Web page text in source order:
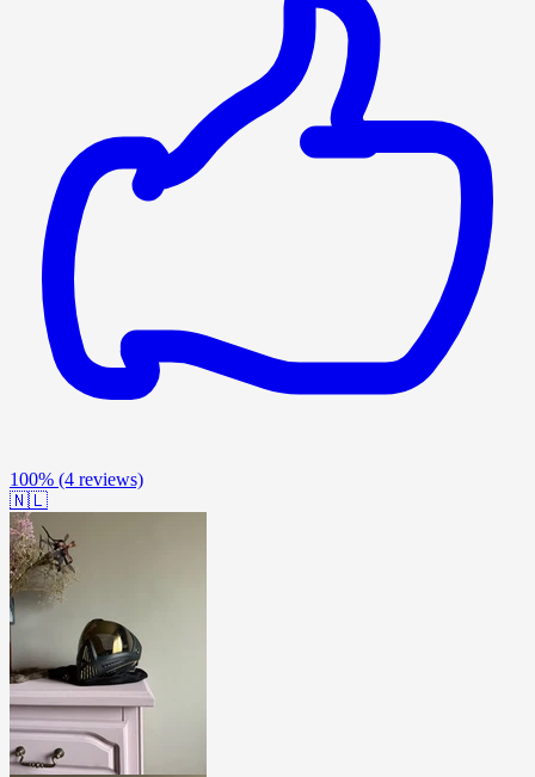
100% (4 reviews)
🇳🇱